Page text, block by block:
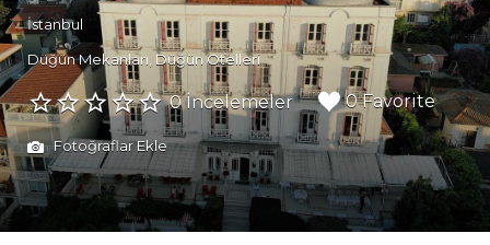
İstanbul
Düğün Mekanları Düğün Otelleri
0 İncelemeler 0 Favorite
Fotoğraflar Ekle